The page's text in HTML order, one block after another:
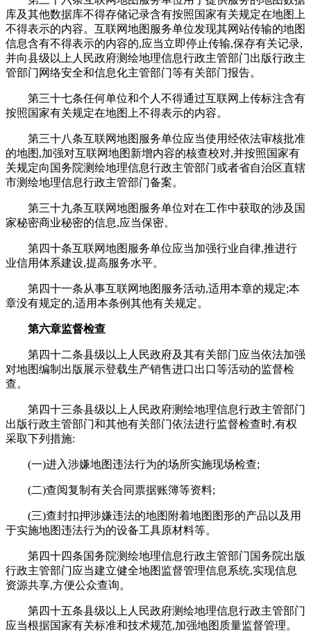
库及其他数据库不得存储记录含有按照国家有关规定在地图上
不得表示的内容。互联网地图服务单位发现其网站传输的地图
信息含有不得表示的内容的,应当立即停止传输,保存有关记录,
并向县级以上人民政府测绘地理信息行政主管部门出版行政主
管部门网络安全和信息化主管部门等有关部门报告。
第三十七条任何单位和个人不得通过互联网上传标注含有
按照国家有关规定在地图上不得表示的内容。
第三十八条互联网地图服务单位应当使用经依法审核批准
的地图,加强对互联网地图新增内容的核查校对,并按照国家有
关规定向国务院测绘地理信息行政主管部门或者省自治区直辖
市测绘地理信息行政主管部门备案。
第三十九条互联网地图服务单位对在工作中获取的涉及国
家秘密商业秘密的信息,应当保密。
第四十条互联网地图服务单位应当加强行业自律,推进行
业信用体系建设,提高服务水平。
第四十一条从事互联网地图服务活动,适用本章的规定;本
章没有规定的,适用本条例其他有关规定。
第六章监督检查
第四十二条县级以上人民政府及其有关部门应当依法加强
对地图编制出版展示登载生产销售进口出口等活动的监督检
查。
第四十三条县级以上人民政府测绘地理信息行政主管部门
出版行政主管部门和其他有关部门依法进行监督检查时,有权
采取下列措施:
(一)进入涉嫌地图违法行为的场所实施现场检查;
(二)查阅复制有关合同票据账簿等资料;
(三)查封扣押涉嫌违法的地图附着地图图形的产品以及用
于实施地图违法行为的设备工具原材料等。
第四十四条国务院测绘地理信息行政主管部门国务院出版
行政主管部门应当建立健全地图监督管理信息系统,实现信息
资源共享,方便公众查询。
第四十五条县级以上人民政府测绘地理信息行政主管部门
应当根据国家有关标准和技术规范,加强地图质量监督管理。